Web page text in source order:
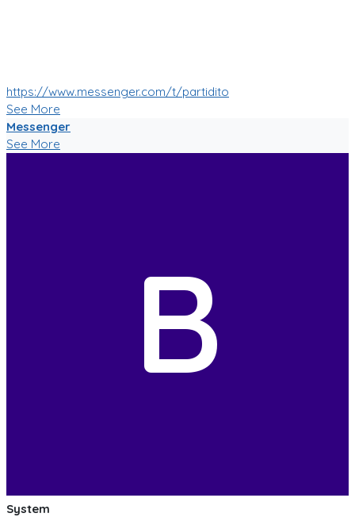
https://www.messenger.com/t/partidito
See More
Messenger
See More
B
System